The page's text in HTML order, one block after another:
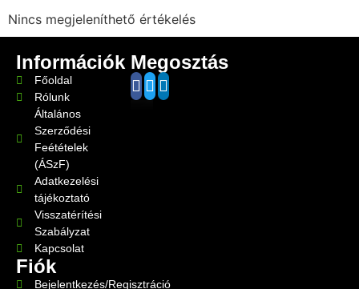
Nincs megjeleníthető értékelés
Információk
Főoldal
Rólunk
Általános
Szerződési
Feétételek
(ÁSzF)
Adatkezelési
tájékoztató
Visszatérítési
Szabályzat
Kapcsolat
Fiók
Bejelentkezés/Regisztráció
Megosztás